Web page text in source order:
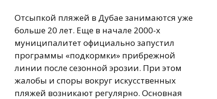
Отсыпкой пляжей в Дубае занимаются уже
больше 20 лет. Еще в начале 2000-х
муниципалитет официально запустил
программы «подкормки» прибрежной
линии после сезонной эрозии. При этом
жалобы и споры вокруг искусственных
пляжей возникают регулярно. Основная